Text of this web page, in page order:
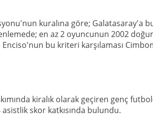
kuralına göre; Galatasaray'a
en az 2 oyuncunun 2002
bu kriteri karşılaması
kiralık olarak geçiren genç
skor katkısında bulundu.